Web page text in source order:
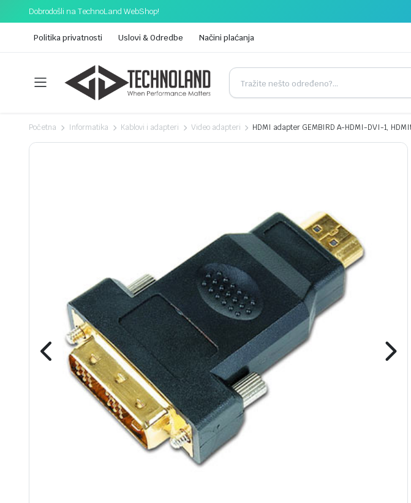
Dobrodošli na TechnoLand WebShop!
Politika privatnosti Uslovi & Odredbe Načini plaćanja
Početna Informatika Kablovi i adapteri Video adapteri HDMI adapter GEMBIRD A-HDMI-DVI-1,